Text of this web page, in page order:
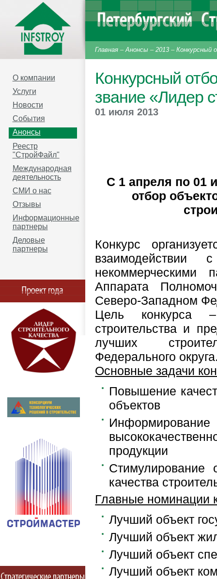
Конкурсный
звание «Лидер
01 июля 2013
C 1 апреля по 01
отбор
Конкурс
взаимодействии
Аппарата
Северо-Западном
Цель конкурса –
строительства и
лучших
Федерального
Основные задачи
Повышение
объектов
продукции
Стимулирование
качества
Главные номинации
Лучший объект
Лучший объект
Лучший объект
Лучший объект
Главная –Анонсы –2013 –Конкурсный
О компании
Услуги
Новости
События
Анонсы
Реестр
"СтройФайл"
Международная
деятельность
СМИ о нас
Отзывы
Информационные
партнеры
Деловые
партнеры